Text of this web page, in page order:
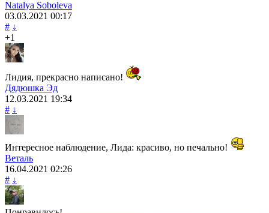
Natalya Soboleva
03.03.2021 00:17
# ↓
+1
Лидия, прекрасно написано!
Дядюшка Эд
12.03.2021 19:34
# ↓
Интересное наблюдение, Лида: красиво, но печально!
Веталь
16.04.2021 02:26
# ↓